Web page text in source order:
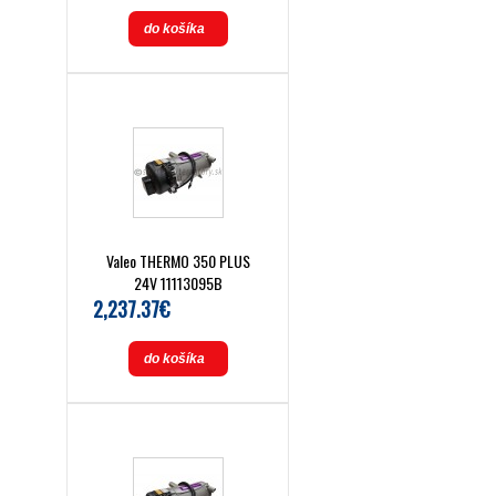
do košíka
Valeo THERMO 350 PLUS
24V 11113095B
2,237.37€
do košíka